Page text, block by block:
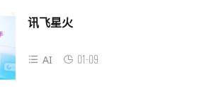
讯飞星火
AI 01-09